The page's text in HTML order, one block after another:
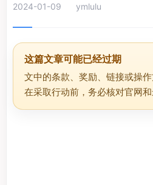
2024-01-09 ymlulu
这篇文章可能已经过期
文中的条款、奖励、链接或操
在采取行动前，务必核对官网和